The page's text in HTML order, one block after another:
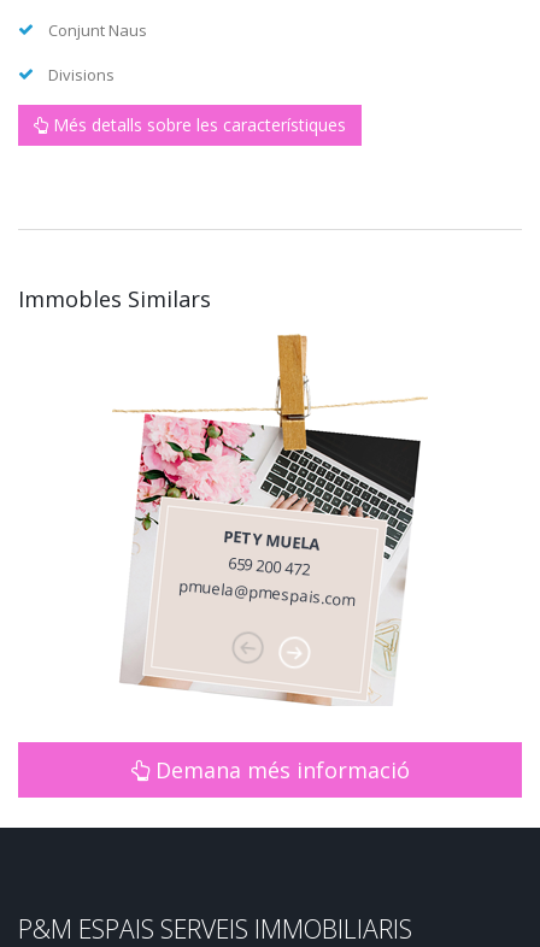
Conjunt Naus
Divisions
Més detalls sobre les característiques
Immobles Similars
PETY MUELA
659 200 472
pmuela@pmespais.com
Demana més informació
P&M ESPAIS SERVEIS IMMOBILIARIS